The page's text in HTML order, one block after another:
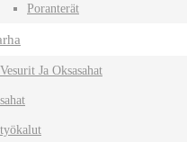
Poranterät
Ja Oksasahat